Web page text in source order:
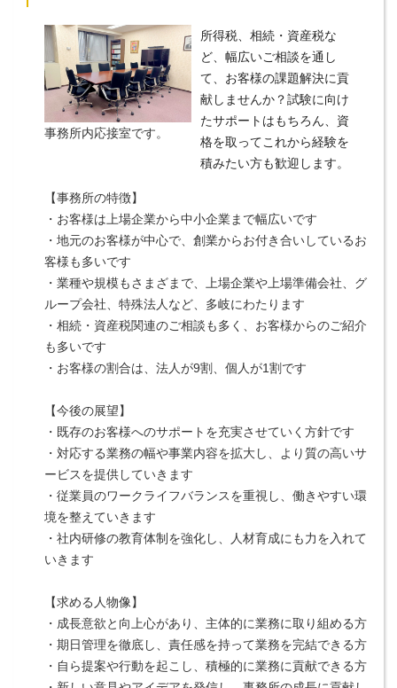
事務所内応接室です。
所得税、相続・資産税な
ど、幅広いご相談を通し
て、お客様の課題解決に貢
献しませんか？試験に向け
たサポートはもちろん、資
格を取ってこれから経験を
積みたい方も歓迎します。
【事務所の特徴】
・お客様は上場企業から中小企業まで幅広いです
・地元のお客様が中心で、創業からお付き合いしているお
客様も多いです
・業種や規模もさまざまで、上場企業や上場準備会社、グ
ループ会社、特殊法人など、多岐にわたります
・相続・資産税関連のご相談も多く、お客様からのご紹介
も多いです
・お客様の割合は、法人が9割、個人が1割です
【今後の展望】
・既存のお客様へのサポートを充実させていく方針です
・対応する業務の幅や事業内容を拡大し、より質の高いサ
ービスを提供していきます
・従業員のワークライフバランスを重視し、働きやすい環
境を整えていきます
・社内研修の教育体制を強化し、人材育成にも力を入れて
いきます
【求める人物像】
・成長意欲と向上心があり、主体的に業務に取り組める方
・期日管理を徹底し、責任感を持って業務を完結できる方
・自ら提案や行動を起こし、積極的に業務に貢献できる方